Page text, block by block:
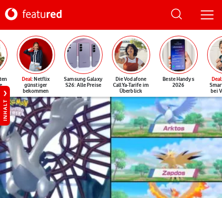
Deal: Netflix
günstiger
bekommen
Samsung Galaxy
S26: Alle Preise
Die Vodafone
CallYa-Tarife im
Überblick
Beste Handys
2026
Deal
bei
INHALT